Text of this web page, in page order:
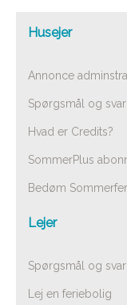
Husejer
Annonce
Spørgsmål og svar
Hvad er Credits?
SommerPlus
Bedøm
Lejer
Spørgsmål og svar
Lej en feriebolig